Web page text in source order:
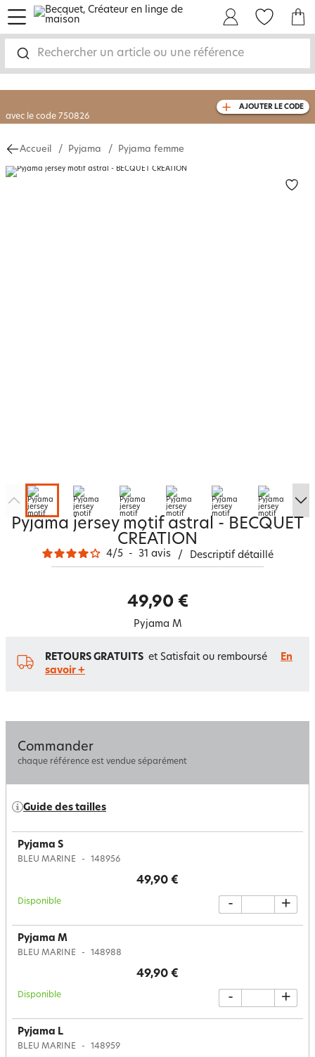
Rechercher un article ou une référence
menu
-30% sur votre commandedès 2 articles
achetés
livraison GRATUITEdès 110€ d'achat
AJOUTER LE CODE
Accueil Pyjama Pyjama femme
Pyjama jersey motif astral - BECQUET
CRÉATION
4/5 - 31 avis / Descriptif détaillé
49,90 €
Pyjama M
RETOURS GRATUITS et Satisfait ou remboursé
En
savoir +
Commander
chaque référence est vendue séparément
Guide des tailles
Pyjama S
BLEU MARINE 148956
49,90 €
Disponible - +
Pyjama M
BLEU MARINE 148988
49,90 €
Disponible - +
Pyjama L
BLEU MARINE 148959